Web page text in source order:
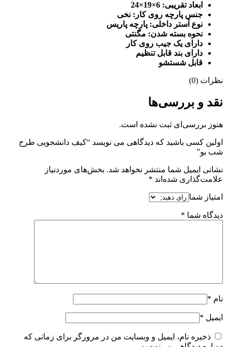
ابعاد تقریبی: 6
×19×24
جنس پارچه روی کار: نخی
نوع آستر داخلی: پارچه پاریس
نحوه بسته شدن: مگنتی
دارای یک جیب روی کار
دارای بند قابل تنظیم
قابل شستشو
نظرات (0)
نقد و بررسی‌ها
هنوز بررسی‌ای ثبت نشده است.
اولین کسی باشید که دیدگاهی می نویسد “کیف دانشجویی طرح
شب بو”
نشانی ایمیل شما منتشر نخواهد شد. بخش‌های موردنیاز
علامت‌گذاری شده‌اند *
امتیاز شما
دیدگاه شما *
نام *
ایمیل *
ذخیره نام، ایمیل و وبسایت من در مرورگر برای زمانی که